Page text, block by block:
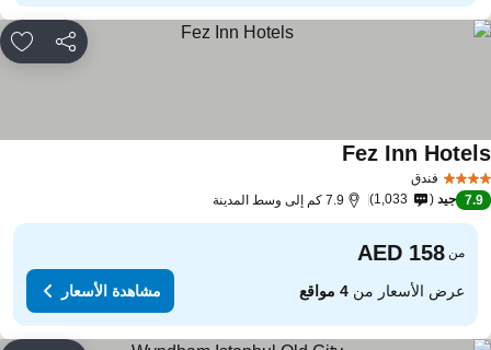
مشاركة
فندق
Fez Inn
7.9 جيد 1,033 7.9 كم إلى وسط المدينة
من
عرض الأسعار من4 مواقع مشاهدة الأسعار